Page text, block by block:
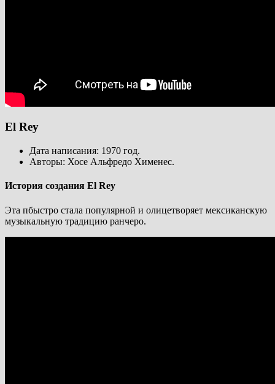
El Rey
Дата написания: 1970 год.
Авторы: Хосе Альфредо Хименес.
История создания El Rey
Эта пбыстро стала популярной и олицетворяет мексиканскую
музыкальную традицию ранчеро.